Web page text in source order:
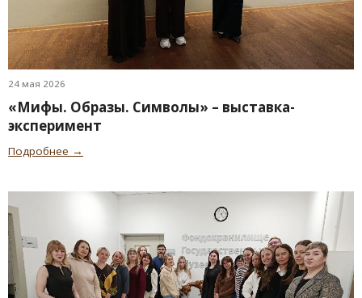
24 мая 2026
«Мифы. Образы. Символы» – выставка-
эксперимент
Подробнее →